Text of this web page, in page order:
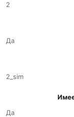
2
Да
2_sim
Да